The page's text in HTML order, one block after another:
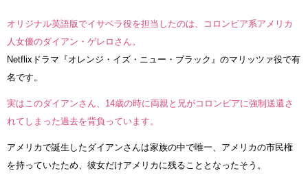
オリジナル英語版でイサベラ役を担当したのは、コロンビア系アメリカ
人女優のダイアン・ゲレロさん。
Netflixドラマ『オレンジ・イズ・ニュー・ブラック』のマリッツァ役で有
名です。
実はこのダイアンさん、14歳の時に両親と兄がコロンビアに強制送還さ
れてしまった過去を背負っています。
アメリカで誕生したダイアンさんは家族の中で唯一、アメリカの市民権
を持っていたため、彼女だけアメリカに残ることとなったそう。